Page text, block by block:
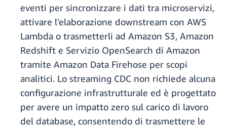
eventi per sincronizzare i dati tra microservizi,
attivare l'elaborazione downstream con AWS
Lambda o trasmetterli ad Amazon S3, Amazon
Redshift e Servizio OpenSearch di Amazon
tramite Amazon Data Firehose per scopi
analitici. Lo streaming CDC non richiede alcuna
configurazione infrastrutturale ed è progettato
per avere un impatto zero sul carico di lavoro
del database, consentendo di trasmettere le